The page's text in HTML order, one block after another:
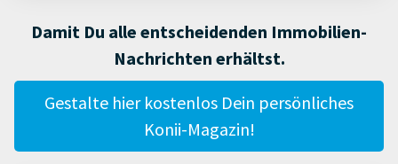
Damit Du alle entscheidenden Immobilien-
Nachrichten erhältst.
Gestalte hier kostenlos Dein persönliches
Konii-Magazin!